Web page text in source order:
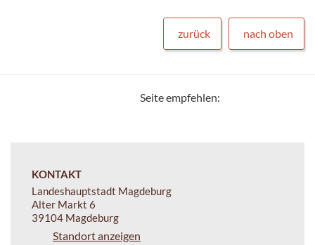
zurück nach oben
Seite empfehlen:
KONTAKT
Landeshauptstadt Magdeburg
Alter Markt 6
39104 Magdeburg
Standort anzeigen